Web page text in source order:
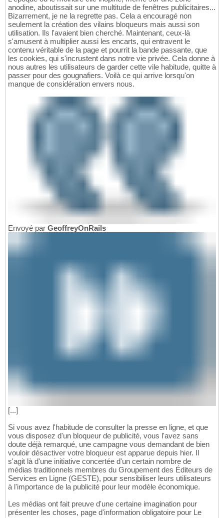
anodine, aboutissait sur une multitude de fenêtres publicitaires...
Bizarrement, je ne la regrette pas. Cela a encouragé non
seulement la création des vilains bloqueurs mais aussi son
utilisation. Ils l'avaient bien cherché. Maintenant, ceux-là
s'amusent à multiplier aussi les encarts, qui entravent le
contenu véritable de la page et pourrit la bande passante, que
les cookies, qui s'incrustent dans notre vie privée. Cela donne à
nous autres les utilisateurs de garder cette vile habitude, quitte à
passer pour des gougnafiers. Voilà ce qui arrive lorsqu'on
manque de considération envers nous.
Envoyé par GeoffreyOnRails
[...]
Si vous avez l'habitude de consulter la presse en ligne, et que
vous disposez d'un bloqueur de publicité, vous l'avez sans
doute déjà remarqué, une campagne vous demandant de bien
vouloir désactiver votre bloqueur est apparue depuis hier. Il
s'agit là d'une initiative concertée d'un certain nombre de
médias traditionnels membres du Groupement des Éditeurs de
Services en Ligne (GESTE), pour sensibiliser leurs utilisateurs
à l'importance de la publicité pour leur modèle économique.
Les médias ont fait preuve d'une certaine imagination pour
présenter les choses, page d'information obligatoire pour Le